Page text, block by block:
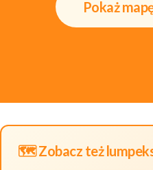
Pokaż
🗺️ Zobacz też